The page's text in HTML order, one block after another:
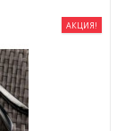
АКЦИЯ!